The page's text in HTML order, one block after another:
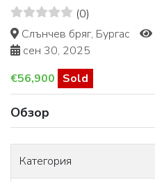
(0)
Слънчев бряг, Бургас
сен 30, 2025
€56,900 Sold
Обзор
Категория